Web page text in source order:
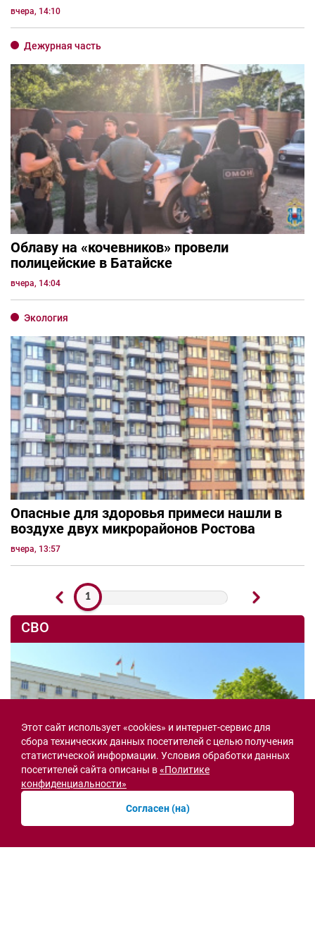
вчера, 14:10
Дежурная часть
Облаву на «кочевников» провели
полицейские в Батайске
вчера, 14:04
Экология
Опасные для здоровья примеси нашли в
воздухе двух микрорайонов Ростова
вчера, 13:57
1
СВО
Этот сайт использует «cookies» и интернет-сервис для
сбора технических данных посетителей с целью получения
статистической информации. Условия обработки данных
посетителей сайта описаны в«Политике
конфиденциальности»
Согласен (на)